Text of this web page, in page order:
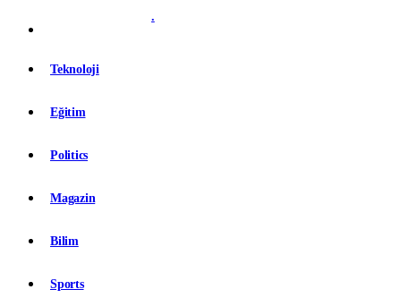
.
Teknoloji
Eğitim
Politics
Magazin
Bilim
Sports